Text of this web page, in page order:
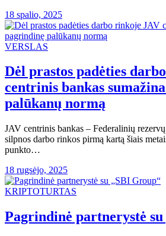
18 spalio, 2025
VERSLAS
Dėl prastos padėties
centrinis bankas
palūkanų normą
JAV centrinis bankas – Federalinių
silpnos darbo rinkos pirmą kartą šiais
punkto…
18 rugsėjo, 2025
KRIPTOTURTAS
Pagrindinė partnerystė